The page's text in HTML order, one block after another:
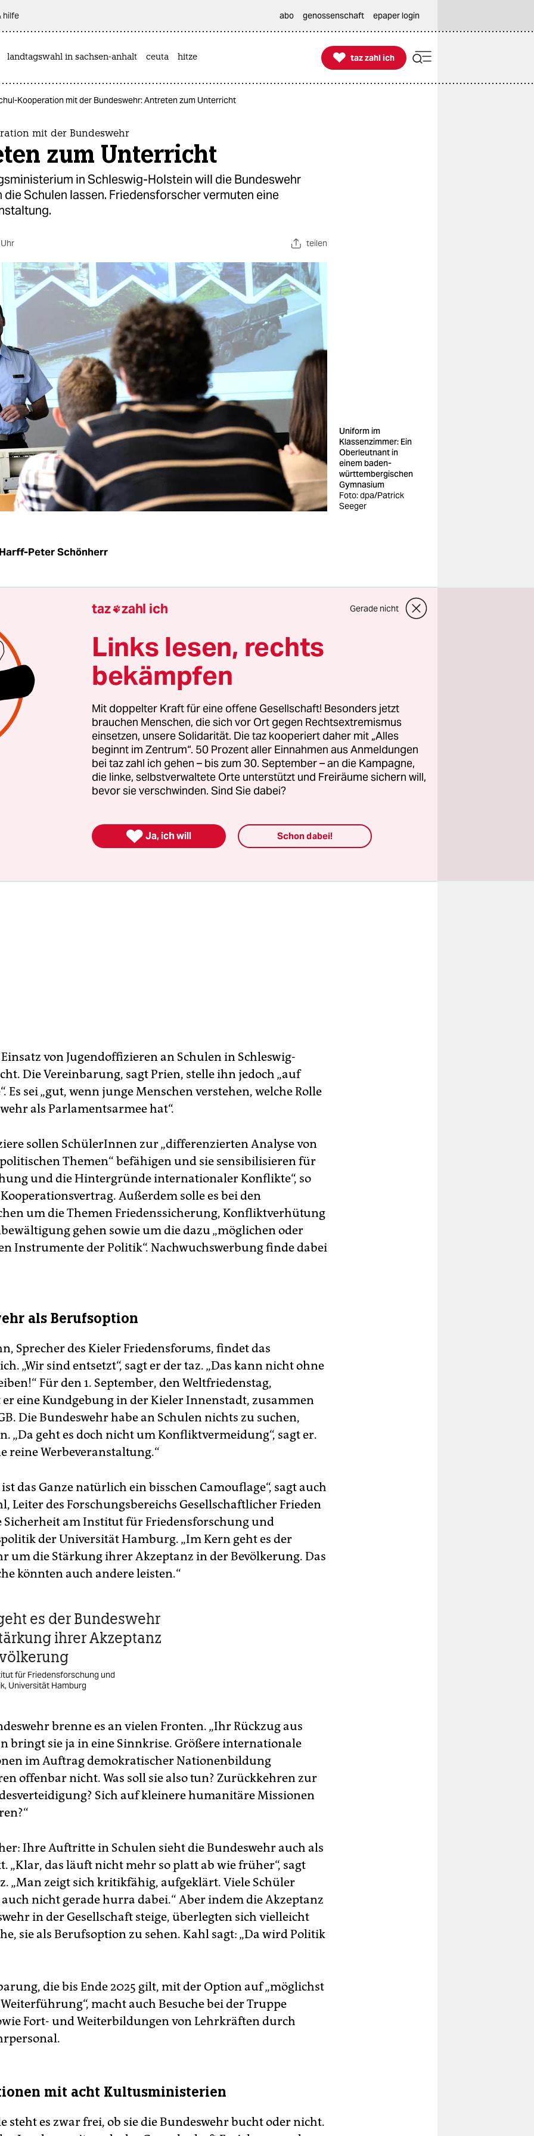
hilfe abo genossenschaft epaper login
landtagswahl in sachsen-anhalt ceuta hitze 
taz zahl ich
taz zahl ich
Kooperation mit der Bundeswehr: Antreten zum Unterricht
mit der Bundeswehr
zum Unterricht
in Schleswig-Holstein will die Bundeswehr
die Schulen lassen. Friedensforscher vermuten eine
teilen
Uniform im
Klassenzimmer: Ein
Oberleutnant in
einem baden-
württembergischen
Gymnasium
Foto: dpa/Patrick
Seeger
Harff-Peter Schönherr
soll in Schleswig-Holstein einfacher an Schulen gehen
Image der Truppe ist angekratzt: Hunderte Verdachtsfälle
Ausrüstung, die nicht funktioniert.
Aufnahmerituale. Massive Rekrutierungsprobleme. Der
Afghanistan, der Stillstand in Mali.
Bundeswehr die neue Kooperationsvereinbarung mit
Holstein gerade recht. Am 4. August setzten
Schneider, Kommandeur des Landeskommandos
und Bildungsministerin Karin Prien (CDU) ihre
den Vertrag. Ihr Ziel: die „vertrauensvolle
zwischen Bildungseinrichtungen, insbesondere
von Jugendoffizieren an Schulen in Schleswig-
Die Vereinbarung, sagt Prien, stelle ihn jedoch „auf
Es sei „gut, wenn junge Menschen verstehen, welche Rolle
als Parlamentsarmee hat“.
sollen SchülerInnen zur „differenzierten Analyse von
Themen“ befähigen und sie sensibilisieren für
und die Hintergründe internationaler Konflikte“, so
Außerdem solle es bei den
um die Themen Friedenssicherung, Konfliktverhütung
gehen sowie um die dazu „möglichen oder
Instrumente der Politik“. Nachwuchswerbung finde dabei
als Berufsoption
Sprecher des Kieler Friedensforums, findet das
„Wir sind entsetzt“, sagt er der taz. „Das kann nicht ohne
Für den 1. September, den Weltfriedenstag,
eine Kundgebung in der Kieler Innenstadt, zusammen
Die Bundeswehr habe an Schulen nichts zu suchen,
„Da geht es doch nicht um Konfliktvermeidung“, sagt er.
reine Werbeveranstaltung.“
das Ganze natürlich ein bisschen Camou­flage“, sagt auch
Leiter des Forschungsbereichs Gesellschaftlicher Frieden
Sicherheit am Institut für Friedensforschung und
der Universität Hamburg. „Im Kern geht es der
um die Stärkung ihrer Akzeptanz in der Bevölkerung. Das
könnten auch andere leisten.“
es der Bundeswehr
ihrer Akzeptanz
für Friedensforschung und
Universität Hamburg
brenne es an vielen Fronten. „Ihr Rückzug aus
bringt sie ja in eine Sinnkrise. Größere internationale
im Auftrag demokratischer Nationen­bildung
offenbar nicht. Was soll sie also tun? Zurückkehren zur
Sich auf kleinere humanitäre Missio­nen
Ihre Auftritte in Schulen sieht die Bundeswehr auch als
„Klar, das läuft nicht mehr so platt ab wie früher“, sagt
„Man zeigt sich kritikfähig, aufgeklärt. Viele Schüler
nicht gerade hurra dabei.“ Aber indem die Akzeptanz
in der Gesellschaft steige, überlegten sich vielleicht
sie als Berufsoption zu sehen. Kahl sagt: „Da wird Politik
die bis Ende 2025 gilt, mit der Option auf „möglichst
macht auch Besuche bei der Truppe
Fort- und Weiterbildungen von Lehrkräften durch
mit acht Kultusministerien
steht es zwar frei, ob sie die Bundeswehr bucht oder nicht.
taz zahl ich Gerade nicht
Links lesen, rechts
bekämpfen
Mit doppelter Kraft für eine offene Gesellschaft! Besonders jetzt
brauchen Menschen, die sich vor Ort gegen Rechtsextremismus
einsetzen, unsere Solidarität. Die taz kooperiert daher mit „Alles
beginnt im Zentrum“. 50 Prozent aller Einnahmen aus Anmeldungen
bei taz zahl ich gehen – bis zum 30. September – an die Kampagne,
die linke, selbstverwaltete Orte unterstützt und Freiräume sichern will,
bevor sie verschwinden. Sind Sie dabei?
 Ja, ich will Schon dabei!